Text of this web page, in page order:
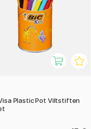
Plastic Pot Viltstiften